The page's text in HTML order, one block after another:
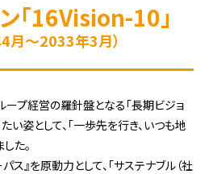
English
「16Vision-10」
月～2033年3月）
ープ経営の羅針盤となる「長期ビジョ
い姿として、「一歩先を行き、いつも地
た。
ス』を原動力として、「サステナブル（社